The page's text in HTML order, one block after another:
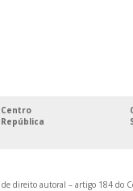
PREÇO DE VIGA
Centro
República
direito autoral – artigo 184 do